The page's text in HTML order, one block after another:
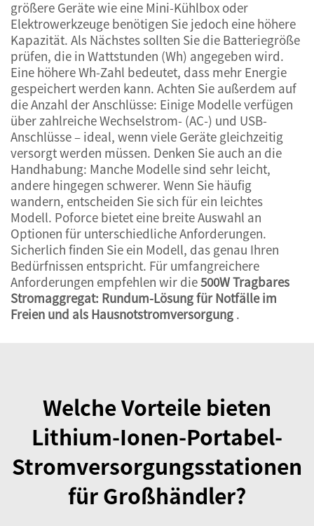
größere Geräte wie eine Mini-Kühlbox oder
Elektrowerkzeuge benötigen Sie jedoch eine höhere
Kapazität. Als Nächstes sollten Sie die Batteriegröße
prüfen, die in Wattstunden (Wh) angegeben wird.
Eine höhere Wh-Zahl bedeutet, dass mehr Energie
gespeichert werden kann. Achten Sie außerdem auf
die Anzahl der Anschlüsse: Einige Modelle verfügen
über zahlreiche Wechselstrom- (AC-) und USB-
Anschlüsse – ideal, wenn viele Geräte gleichzeitig
versorgt werden müssen. Denken Sie auch an die
Handhabung: Manche Modelle sind sehr leicht,
andere hingegen schwerer. Wenn Sie häufig
wandern, entscheiden Sie sich für ein leichtes
Modell. Poforce bietet eine breite Auswahl an
Optionen für unterschiedliche Anforderungen.
Sicherlich finden Sie ein Modell, das genau Ihren
Bedürfnissen entspricht. Für umfangreichere
Anforderungen empfehlen wir die500W Tragbares
Stromaggregat: Rundum-Lösung für Notfälle im
Freien und als Hausnotstromversorgung .
Welche Vorteile bieten
Lithium-Ionen-Portabel-
Stromversorgungsstationen
für Großhändler?